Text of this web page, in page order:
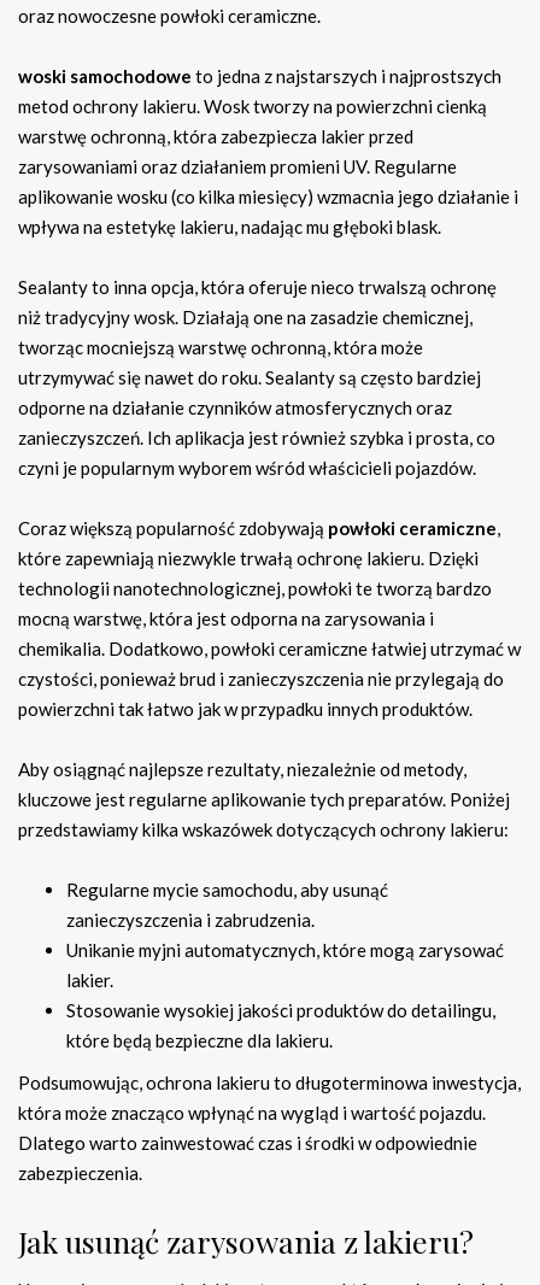
oraz nowoczesne powłoki ceramiczne.
woski samochodowe to jedna z najstarszych i najprostszych
metod ochrony lakieru. Wosk tworzy na powierzchni cienką
warstwę ochronną, która zabezpiecza lakier przed
zarysowaniami oraz działaniem promieni UV. Regularne
aplikowanie wosku (co kilka miesięcy) wzmacnia jego działanie i
wpływa na estetykę lakieru, nadając mu głęboki blask.
Sealanty to inna opcja, która oferuje nieco trwalszą ochronę
niż tradycyjny wosk. Działają one na zasadzie chemicznej,
tworząc mocniejszą warstwę ochronną, która może
utrzymywać się nawet do roku. Sealanty są często bardziej
odporne na działanie czynników atmosferycznych oraz
zanieczyszczeń. Ich aplikacja jest również szybka i prosta, co
czyni je popularnym wyborem wśród właścicieli pojazdów.
Coraz większą popularność zdobywają powłoki ceramiczne,
które zapewniają niezwykle trwałą ochronę lakieru. Dzięki
technologii nanotechnologicznej, powłoki te tworzą bardzo
mocną warstwę, która jest odporna na zarysowania i
chemikalia. Dodatkowo, powłoki ceramiczne łatwiej utrzymać w
czystości, ponieważ brud i zanieczyszczenia nie przylegają do
powierzchni tak łatwo jak w przypadku innych produktów.
Aby osiągnąć najlepsze rezultaty, niezależnie od metody,
kluczowe jest regularne aplikowanie tych preparatów. Poniżej
przedstawiamy kilka wskazówek dotyczących ochrony lakieru:
Regularne mycie samochodu, aby usunąć
zanieczyszczenia i zabrudzenia.
Unikanie myjni automatycznych, które mogą zarysować
lakier.
Stosowanie wysokiej jakości produktów do detailingu,
które będą bezpieczne dla lakieru.
Podsumowując, ochrona lakieru to długoterminowa inwestycja,
która może znacząco wpłynąć na wygląd i wartość pojazdu.
Dlatego warto zainwestować czas i środki w odpowiednie
zabezpieczenia.
Jak usunąć zarysowania z lakieru?